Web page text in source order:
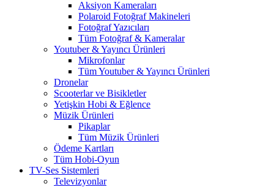
Aksiyon Kameraları
Polaroid Fotoğraf Makineleri
Fotoğraf Yazıcıları
Tüm Fotoğraf & Kameralar
Youtuber & Yayıncı Ürünleri
Mikrofonlar
Tüm Youtuber & Yayıncı Ürünleri
Dronelar
Scooterlar ve Bisikletler
Yetişkin Hobi & Eğlence
Müzik Ürünleri
Pikaplar
Tüm Müzik Ürünleri
Ödeme Kartları
Tüm Hobi-Oyun
TV-Ses Sistemleri
Televizyonlar